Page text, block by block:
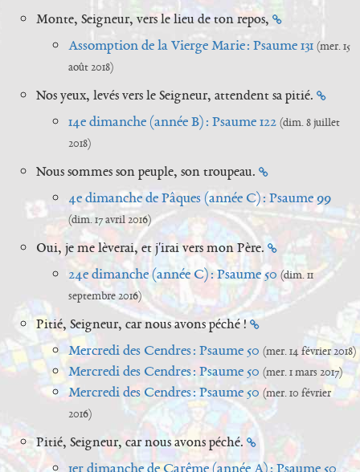
Monte, Seigneur, vers le lieu de ton repos,
Assomption de la Vierge Marie : Psaume 131 (mer. 15
août 2018)
Nos yeux, levés vers le Seigneur, attendent sa pitié.
14e dimanche (année B) : Psaume 122 (dim. 8 juillet
2018)
Nous sommes son peuple, son troupeau.
4e dimanche de Pâques (année C) : Psaume 99
(dim. 17 avril 2016)
Oui, je me lèverai, et j'irai vers mon Père.
24e dimanche (année C) : Psaume 50 (dim. 11
septembre 2016)
Pitié, Seigneur, car nous avons péché !
Mercredi des Cendres : Psaume 50 (mer. 14 février 2018)
Mercredi des Cendres : Psaume 50 (mer. 1 mars 2017)
Mercredi des Cendres : Psaume 50 (mer. 10 février
2016)
Pitié, Seigneur, car nous avons péché.
1er dimanche de Carême (année A) : Psaume 50